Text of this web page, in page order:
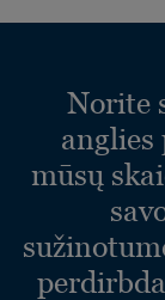
Norite
anglies
mūsų